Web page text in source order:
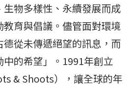
物多樣性、永續發展而成
育與倡議。儘管面對環境
從未傳遞絕望的訊息，而
的希望」。1991年創立
& Shoots），讓全球的年